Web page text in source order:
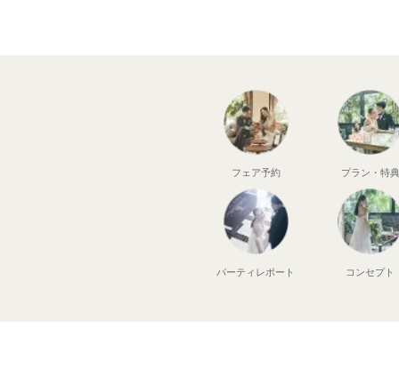
フェア予約 プラン・特典
パーティ レポート コンセプト